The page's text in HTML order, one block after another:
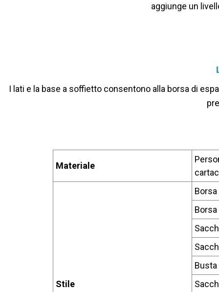
aggiunge un
I lati e la base a soffietto consentono alla borsa di
Materiale
Stile